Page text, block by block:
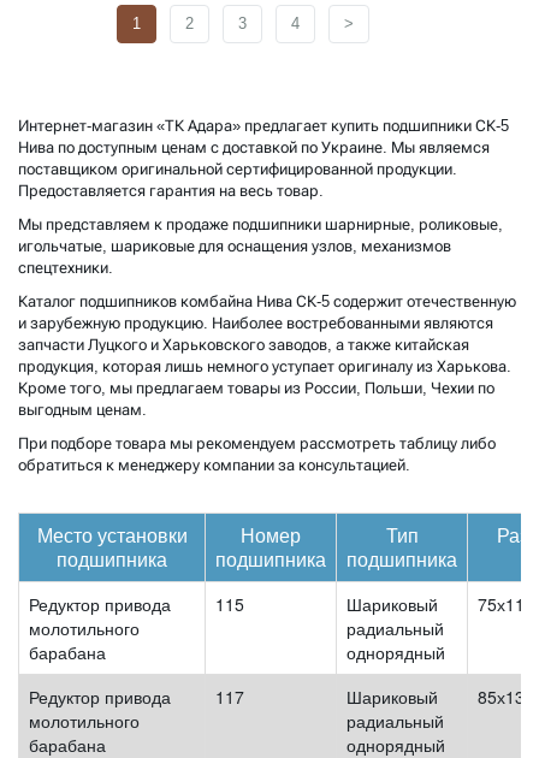
1 2 3 4 >
Интернет-магазин «ТК Адара» предлагает купить подшипники СК-5
Нива по доступным ценам с доставкой по Украине. Мы являемся
поставщиком оригинальной сертифицированной продукции.
Предоставляется гарантия на весь товар.
Мы представляем к продаже подшипники шарнирные, роликовые,
игольчатые, шариковые для оснащения узлов, механизмов
спецтехники.
Каталог подшипников комбайна Нива СК-5 содержит отечественную
и зарубежную продукцию. Наиболее востребованными являются
запчасти Луцкого и Харьковского заводов, а также китайская
продукция, которая лишь немного уступает оригиналу из Харькова.
Кроме того, мы предлагаем товары из России, Польши, Чехии по
выгодным ценам.
При подборе товара мы рекомендуем рассмотреть таблицу либо
обратиться к менеджеру компании за консультацией.
Место установки
подшипника
Номер
подшипника
Тип
подшипника
Редуктор привода
молотильного
барабана
115
Шариковый
радиальный
однорядный
Редуктор привода
молотильного
барабана
117
Шариковый
радиальный
однорядный